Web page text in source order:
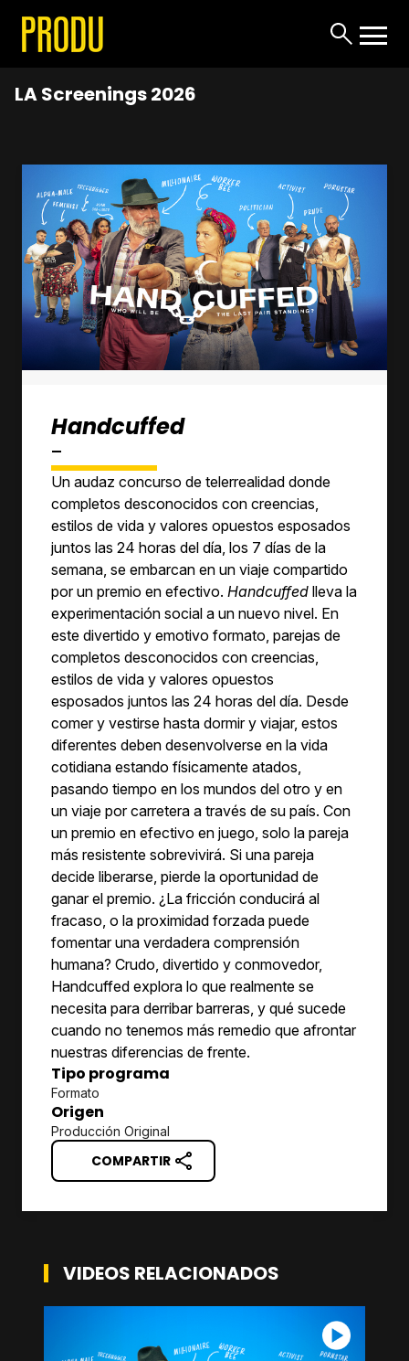
LA Screenings 2026
Handcuffed
-
Un audaz concurso de telerrealidad donde
completos desconocidos con creencias,
estilos de vida y valores opuestos esposados ​​
juntos las 24 horas del día, los 7 días de la
semana, se embarcan en un viaje compartido
por un premio en efectivo. Handcuffed lleva la
experimentación social a un nuevo nivel. En
este divertido y emotivo formato, parejas de
completos desconocidos con creencias,
estilos de vida y valores opuestos
esposados ​​juntos las 24 horas del día. Desde
comer y vestirse hasta dormir y viajar, estos
diferentes deben desenvolverse en la vida
cotidiana estando físicamente atados,
pasando tiempo en los mundos del otro y en
un viaje por carretera a través de su país. Con
un premio en efectivo en juego, solo la pareja
más resistente sobrevivirá. Si una pareja
decide liberarse, pierde la oportunidad de
ganar el premio. ¿La fricción conducirá al
fracaso, o la proximidad forzada puede
fomentar una verdadera comprensión
humana? Crudo, divertido y conmovedor,
Handcuffed explora lo que realmente se
necesita para derribar barreras, y qué sucede
cuando no tenemos más remedio que afrontar
nuestras diferencias de frente.
Tipo programa
Formato
Origen
Producción Original
COMPARTIR
VIDEOS RELACIONADOS